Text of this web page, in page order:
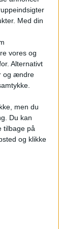
Med din
vores og
Alternativt
og ændre
men du
Du kan
tilbage på
og klikke
i
från